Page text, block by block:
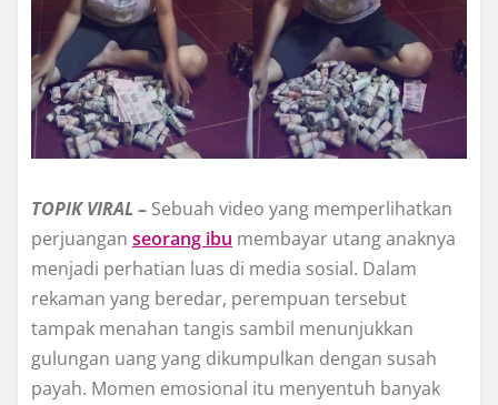
TOPIK VIRAL – Sebuah video yang memperlihatkan
perjuangan seorang ibu membayar utang anaknya
menjadi perhatian luas di media sosial. Dalam
rekaman yang beredar, perempuan tersebut
tampak menahan tangis sambil menunjukkan
gulungan uang yang dikumpulkan dengan susah
payah. Momen emosional itu menyentuh banyak